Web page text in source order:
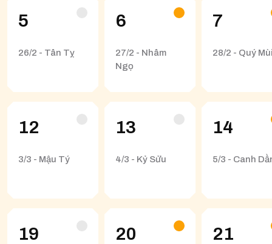
5
26/2 - Tân Tỵ
6
27/2 - Nhâm
Ngọ
7
28/2 - Quý
12
3/3 - Mậu Tý
13
4/3 - Kỷ Sửu
14
5/3 - Canh
19 20 21